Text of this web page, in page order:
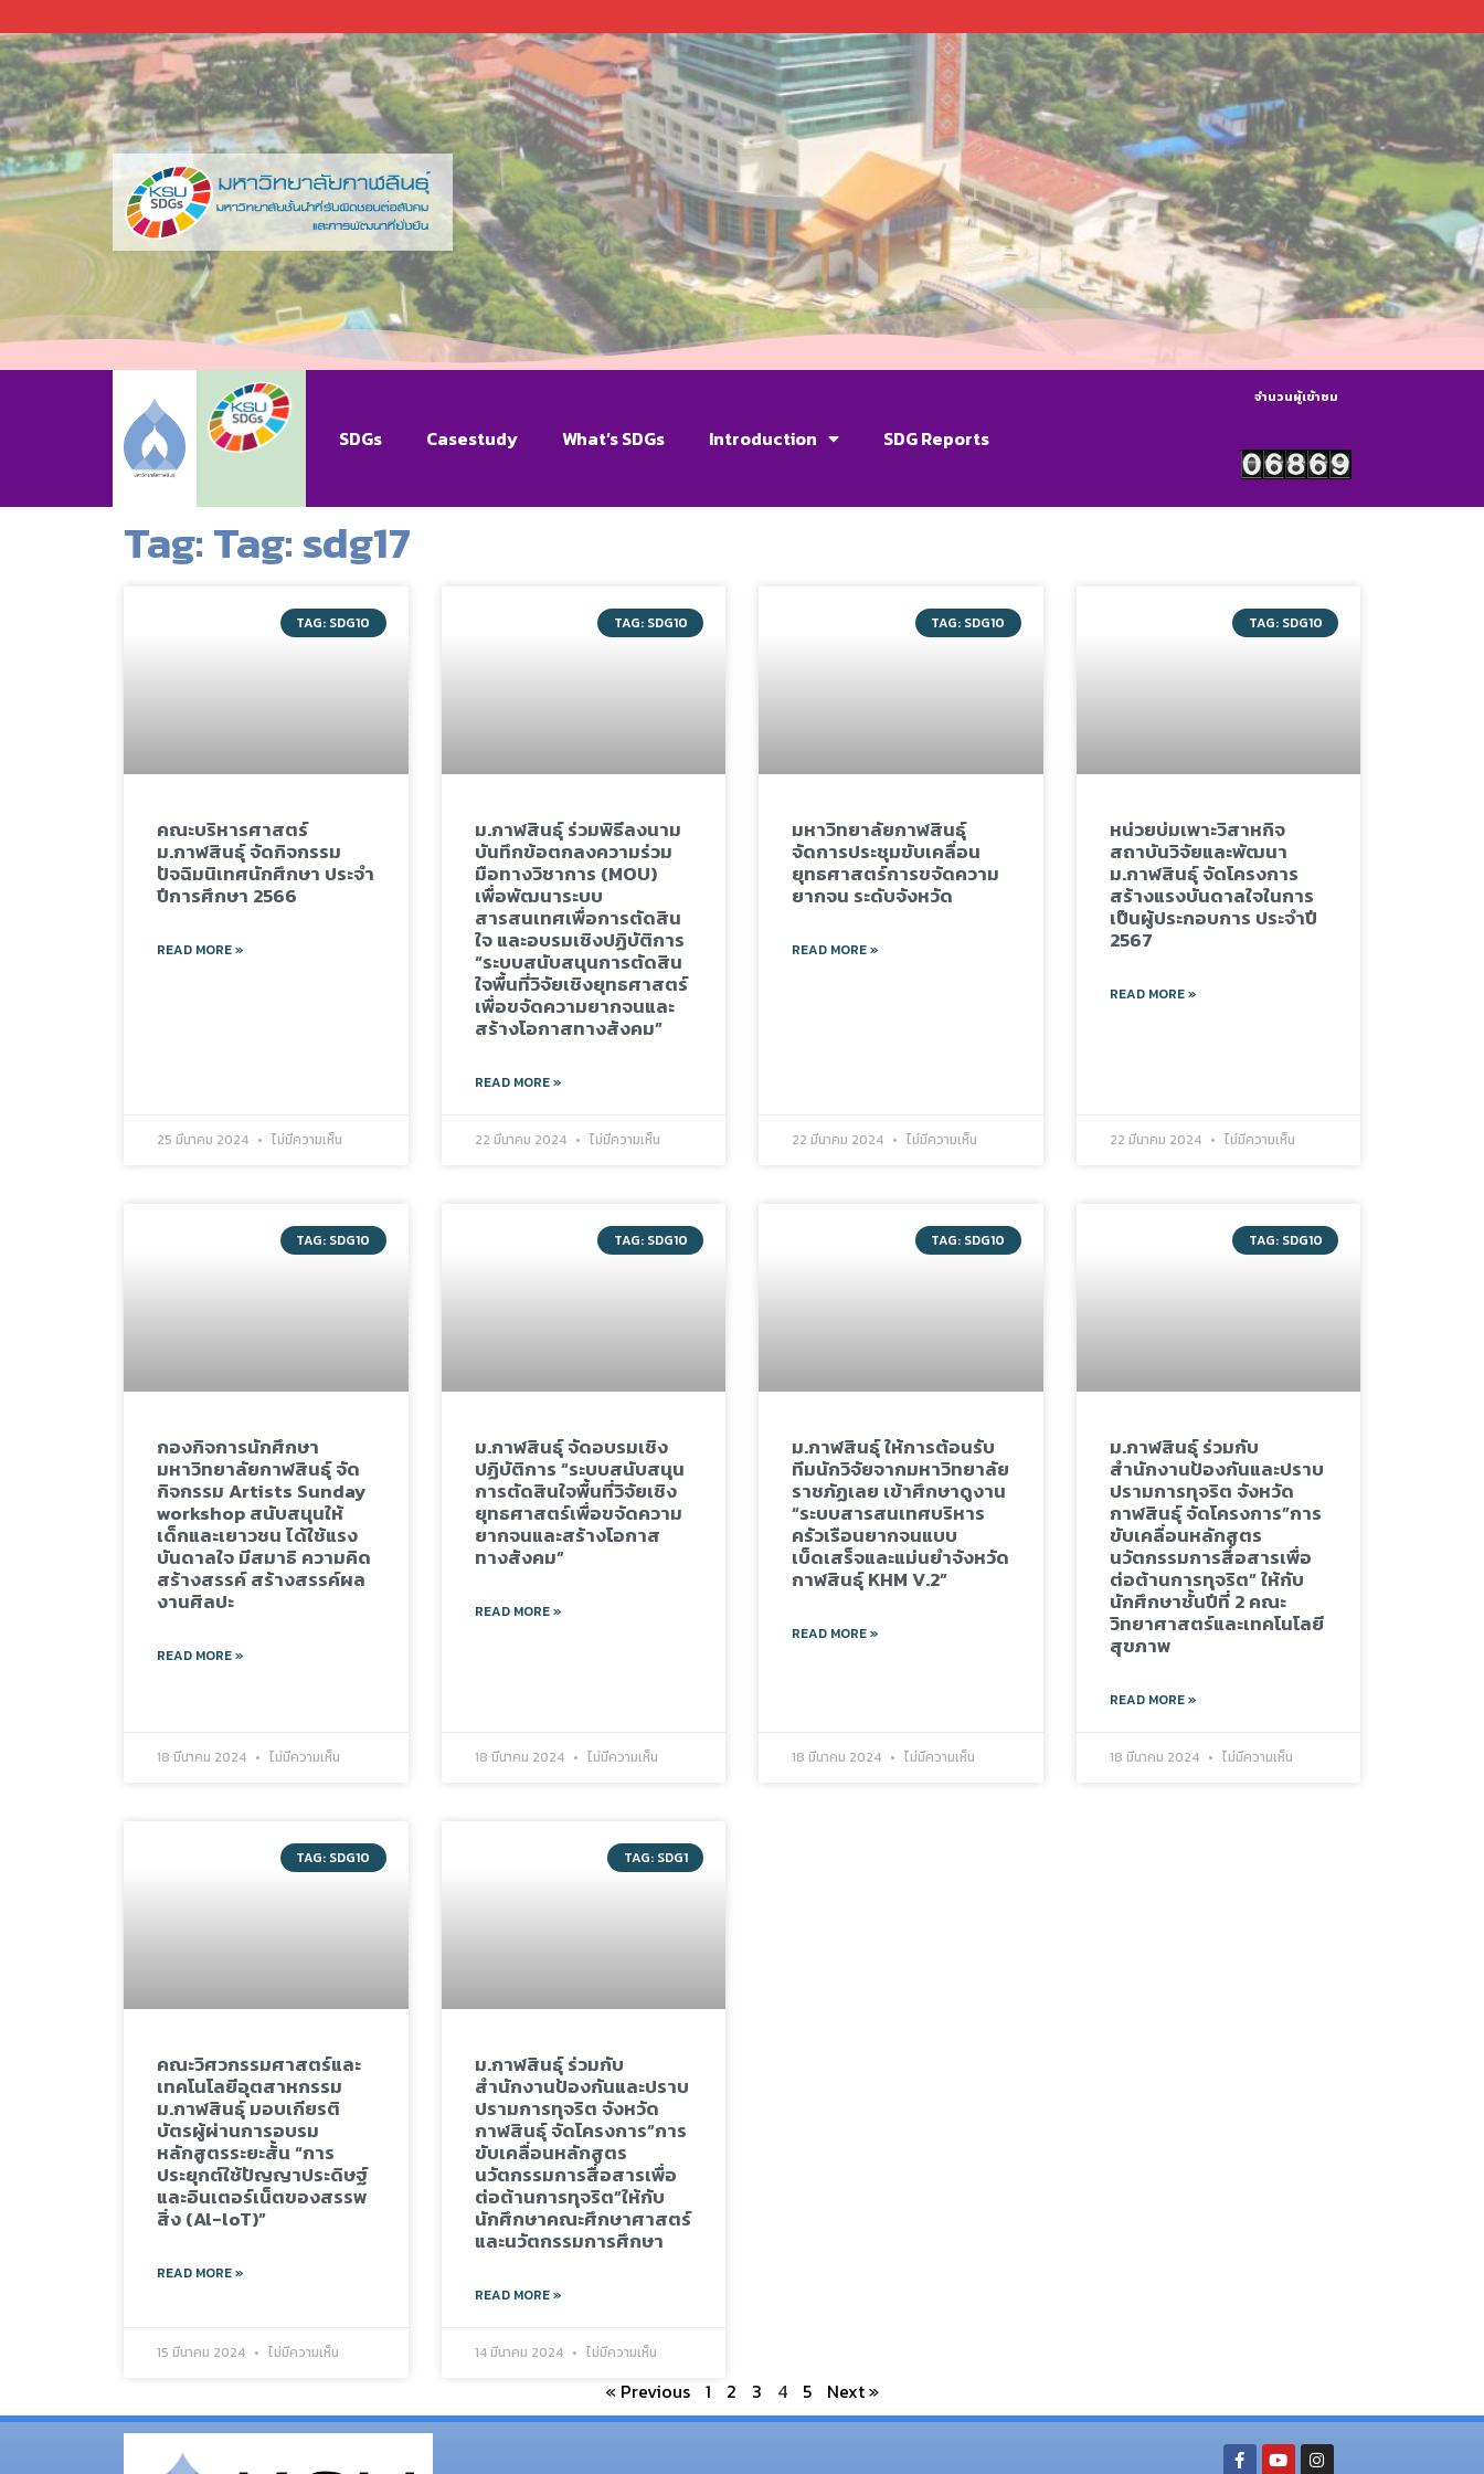
SDGs Casestudy What’s SDGs Introduction SDG Reports
จำนวนผู้เข้าชม
Tag: Tag: sdg17
TAG: SDG10
คณะบริหารศาสตร์
ม.กาฬสินธุ์ จัดกิจกรรม
ปัจฉิมนิเทศนักศึกษา ประจำ
ปีการศึกษา 2566
READ MORE »
25 มีนาคม 2024 ไม่มีความเห็น
TAG: SDG10
ม.กาฬสินธุ์ ร่วมพิธีลงนาม
บันทึกข้อตกลงความร่วม
มือทางวิชาการ (MOU)
เพื่อพัฒนาระบบ
สารสนเทศเพื่อการตัดสิน
ใจ และอบรมเชิงปฏิบัติการ
“ระบบสนับสนุนการตัดสิน
ใจพื้นที่วิจัยเชิงยุทธศาสตร์
เพื่อขจัดความยากจนและ
สร้างโอกาสทางสังคม”
READ MORE »
22 มีนาคม 2024 ไม่มีความเห็น
TAG: SDG10
มหาวิทยาลัยกาฬสินธุ์
จัดการประชุมขับเคลื่อน
ยุทธศาสตร์การขจัดความ
ยากจน ระดับจังหวัด
READ MORE »
22 มีนาคม 2024 ไม่มีความเห็น
TAG: SDG10
หน่วยบ่มเพาะวิสาหกิจ
สถาบันวิจัยและพัฒนา
ม.กาฬสินธุ์ จัดโครงการ
สร้างแรงบันดาลใจในการ
เป็นผู้ประกอบการ ประจำปี
2567
READ MORE »
22 มีนาคม 2024 ไม่มีความเห็น
TAG: SDG10
กองกิจการนักศึกษา
มหาวิทยาลัยกาฬสินธุ์ จัด
กิจกรรม Artists Sunday
workshop สนับสนุนให้
เด็กและเยาวชน ได้ใช้แรง
บันดาลใจ มีสมาธิ ความคิด
สร้างสรรค์ สร้างสรรค์ผล
งานศิลปะ
READ MORE »
18 มีนาคม 2024 ไม่มีความเห็น
TAG: SDG10
ม.กาฬสินธุ์ จัดอบรมเชิง
ปฏิบัติการ “ระบบสนับสนุน
การตัดสินใจพื้นที่วิจัยเชิง
ยุทธศาสตร์เพื่อขจัดความ
ยากจนและสร้างโอกาส
ทางสังคม”
READ MORE »
18 มีนาคม 2024 ไม่มีความเห็น
TAG: SDG10
ม.กาฬสินธุ์ ให้การต้อนรับ
ทีมนักวิจัยจากมหาวิทยาลัย
ราชภัฏเลย เข้าศึกษาดูงาน
“ระบบสารสนเทศบริหาร
ครัวเรือนยากจนแบบ
เบ็ดเสร็จและแม่นยำจังหวัด
กาฬสินธุ์ KHM V.2”
READ MORE »
18 มีนาคม 2024 ไม่มีความเห็น
TAG: SDG10
ม.กาฬสินธุ์ ร่วมกับ
สำนักงานป้องกันและปราบ
ปรามการทุจริต จังหวัด
กาฬสินธุ์ จัดโครงการ”การ
ขับเคลื่อนหลักสูตร
นวัตกรรมการสื่อสารเพื่อ
ต่อต้านการทุจริต” ให้กับ
นักศึกษาชั้นปีที่ 2 คณะ
วิทยาศาสตร์และเทคโนโลยี
สุขภาพ
READ MORE »
18 มีนาคม 2024 ไม่มีความเห็น
TAG: SDG10
คณะวิศวกรรมศาสตร์และ
เทคโนโลยีอุตสาหกรรม
ม.กาฬสินธุ์ มอบเกียรติ
บัตรผู้ผ่านการอบรม
หลักสูตรระยะสั้น “การ
ประยุกต์ใช้ปัญญาประดิษฐ์
และอินเตอร์เน็ตของสรรพ
สิ่ง (Al-loT)”
READ MORE »
15 มีนาคม 2024 ไม่มีความเห็น
TAG: SDG1
ม.กาฬสินธุ์ ร่วมกับ
สำนักงานป้องกันและปราบ
ปรามการทุจริต จังหวัด
กาฬสินธุ์ จัดโครงการ”การ
ขับเคลื่อนหลักสูตร
นวัตกรรมการสื่อสารเพื่อ
ต่อต้านการทุจริต”ให้กับ
นักศึกษาคณะศึกษาศาสตร์
และนวัตกรรมการศึกษา
READ MORE »
14 มีนาคม 2024 ไม่มีความเห็น
« Previous 1 2 3 4 5 Next »